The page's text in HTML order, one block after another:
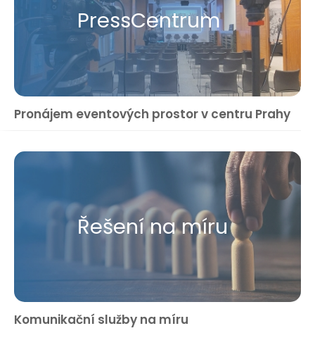
Press​Centrum
Pronájem eventových prostor v centru Prahy
Řešení na míru
Komunikační služby na míru